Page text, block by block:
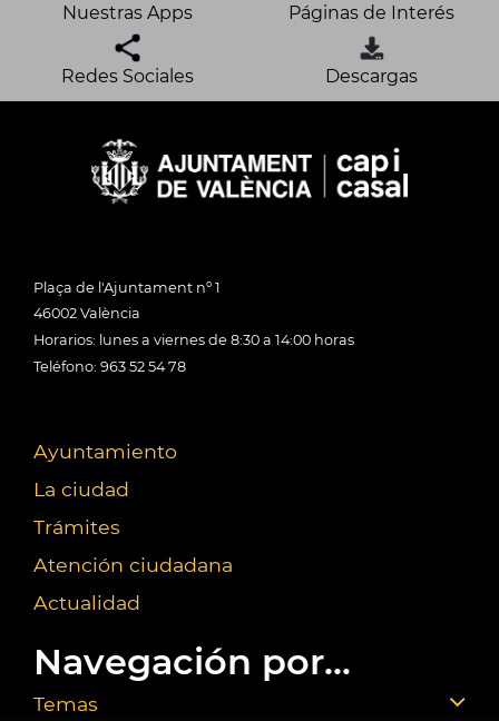
Nuestras Apps Páginas de Interés
Redes Sociales Descargas
Plaça de l'Ajuntament nº 1
46002 València
Horarios: lunes a viernes de 8:30 a 14:00 horas
Teléfono: 963 52 54 78
Ayuntamiento
La ciudad
Trámites
Atención ciudadana
Actualidad
Navegación por...
Temas